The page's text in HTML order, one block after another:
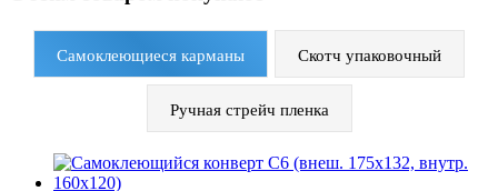
Самоклеющиеся карманы Скотч упаковочный
Ручная стрейч пленка